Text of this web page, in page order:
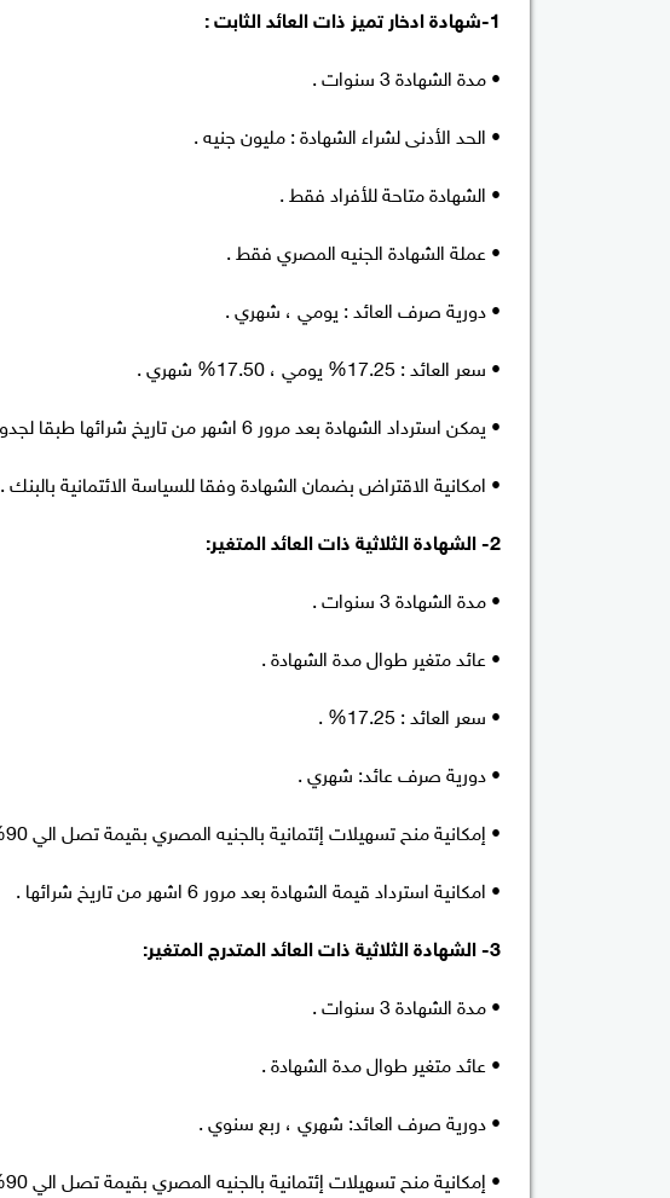
1-شهادة ادخار تميز ذات العائد الثابت :
• مدة الشهادة 3 سنوات .
• الحد الأدنى لشراء الشهادة : مليون جنيه .
• الشهادة متاحة للأفراد فقط .
• عملة الشهادة الجنيه المصري فقط .
• دورية صرف العائد : يومي ، شهري .
• سعر العائد : 17.25% يومي ، 17.50% شهري .
• يمكن استرداد الشهادة بعد مرور 6 اشهر من تاريخ شرائها طبقا لجدول الاسترداد .
• امكانية الاقتراض بضمان الشهادة وفقا للسياسة الائتمانية بالبنك .
2- الشهادة الثلاثية ذات العائد المتغير:
• مدة الشهادة 3 سنوات .
• عائد متغير طوال مدة الشهادة .
• سعر العائد : 17.25% .
• دورية صرف عائد: شهري .
• إمكانية منح تسهيلات إئتمانية بالجنيه المصري بقيمة تصل الي 90% من قيمة الشهادة .
• امكانية استرداد قيمة الشهادة بعد مرور 6 اشهر من تاريخ شرائها .
3- الشهادة الثلاثية ذات العائد المتدرج المتغير:
• مدة الشهادة 3 سنوات .
• عائد متغير طوال مدة الشهادة .
• دورية صرف العائد: شهري ، ربع سنوي .
• إمكانية منح تسهيلات إئتمانية بالجنيه المصري بقيمة تصل الي 90% من قيمة الشهادة .